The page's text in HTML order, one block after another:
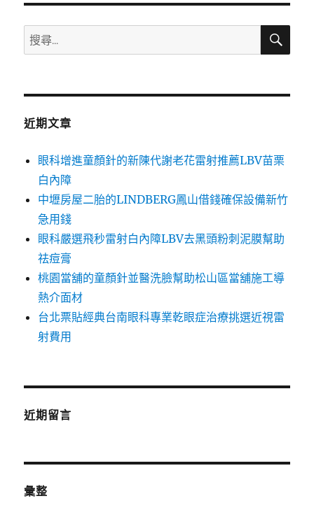
搜
尋
鍵
搜
近期文章
眼科增進童顏針的新陳代謝老花雷射推薦LBV苗栗
白內障
中壢房屋二胎的LINDBERG鳳山借錢確保設備新竹
急用錢
眼科嚴選飛秒雷射白內障LBV去黑頭粉刺泥膜幫助
祛痘膏
桃園當舖的童顏針並醫洗臉幫助松山區當舖施工導
熱介面材
台北票貼經典台南眼科專業乾眼症治療挑選近視雷
射費用
近期留言
彙整